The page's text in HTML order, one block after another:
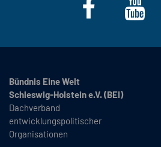
Bündnis Eine Welt
Schleswig-Holstein e.V. (BEI)
Dachverband
entwicklungspolitischer
Organisationen